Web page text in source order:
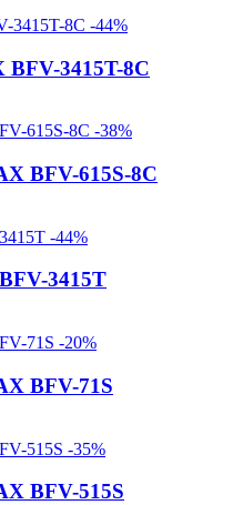
-44%
BFV-3415T-8C
-38%
BFV-615S-8C
-44%
3415T
-20%
BFV-71S
-35%
BFV-515S